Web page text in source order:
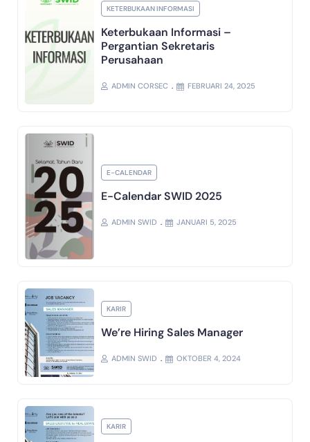
KETERBUKAAN INFORMASI
Keterbukaan Informasi –
Pergantian Sekretaris
Perusahaan
ADMIN CORSEC FEBRUARI 24, 2025
E-CALENDAR
E-Calendar SWID 2025
ADMIN SWID JANUARI 5, 2025
KARIR
We’re Hiring Sales Manager
ADMIN SWID OKTOBER 4, 2024
KARIR